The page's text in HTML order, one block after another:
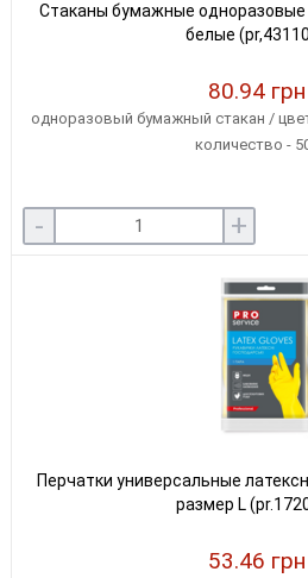
Стаканы бумажные
белые
80.94 грн
одноразовый бумажный стакан /
количество -
- +
Перчатки универсальные
размер L
53.46 грн